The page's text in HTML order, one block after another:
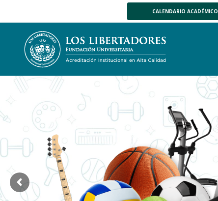
CALENDARIO ACADÉMICO